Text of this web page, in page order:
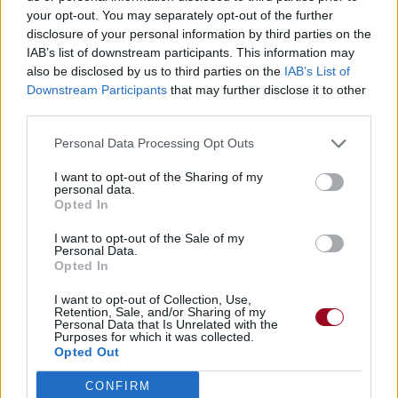
your opt-out. You may separately opt-out of the further
disclosure of your personal information by third parties on the
IAB’s list of downstream participants. This information may
also be disclosed by us to third parties on the IAB’s List of
Downstream Participants that may further disclose it to other
Personal Data Processing Opt Outs
I want to opt-out of the Sharing of my
personal data.
Opted In
I want to opt-out of the Sale of my
Personal Data.
Opted In
I want to opt-out of Collection, Use,
Retention, Sale, and/or Sharing of my
Personal Data that Is Unrelated with the
Purposes for which it was collected.
Opted Out
CONFIRM